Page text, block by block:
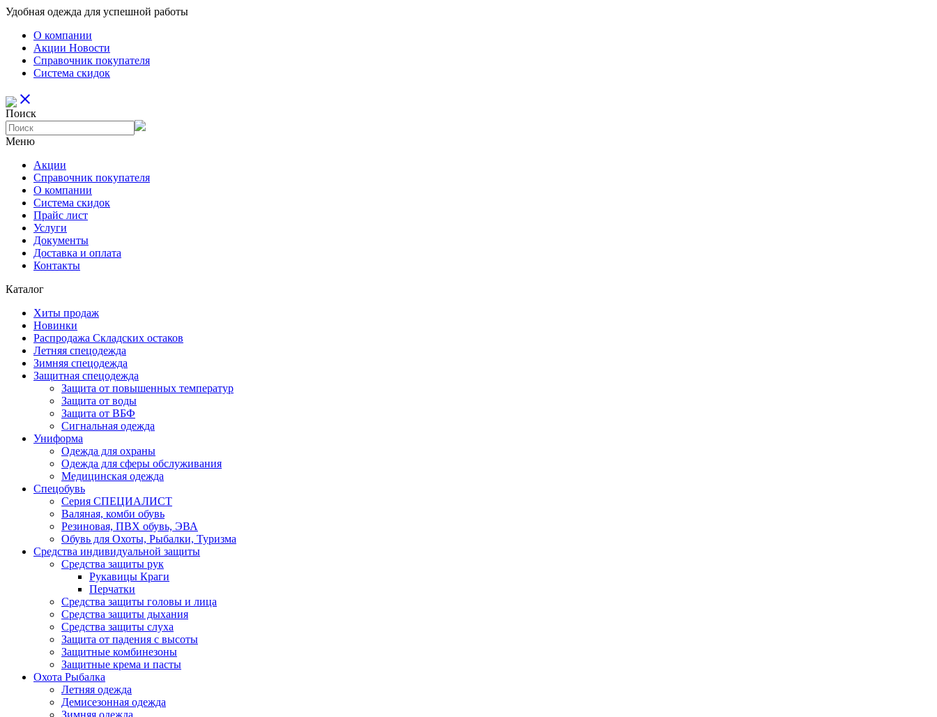
Удобная одежда для успешной работы
О компании
Aкции Новости
Справочник покупателя
Система скидок
close
Поиск
Меню
Aкции
Справочник покупателя
О компании
Система скидок
Прайс лист
Услуги
Документы
Доставка и оплата
Контакты
Каталог
Хиты продаж
Новинки
Распродажа Складских остаков
Летняя спецодежда
Зимняя спецодежда
Защитная спецодежда
Защита от повышенных температур
Защита от воды
Защита от ВБФ
Сигнальная одежда
Униформа
Одежда для охраны
Одежда для сферы обслуживания
Медицинская одежда
Спецобувь
Серия СПЕЦИАЛИСТ
Валяная, комби обувь
Резиновая, ПВХ обувь, ЭВА
Обувь для Охоты, Рыбалки, Туризма
Средства индивидуальной защиты
Средства защиты рук
Рукавицы Краги
Перчатки
Средства защиты головы и лица
Средства защиты дыхания
Средства защиты слуха
Защита от падения с высоты
Защитные комбинезоны
Защитные крема и пасты
Охота Рыбалка
Летняя одежда
Демисезонная одежда
Зимняя одежда